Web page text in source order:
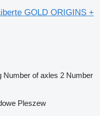
GOLD ORIGINS +
Number of axles 2 Number
Pleszew